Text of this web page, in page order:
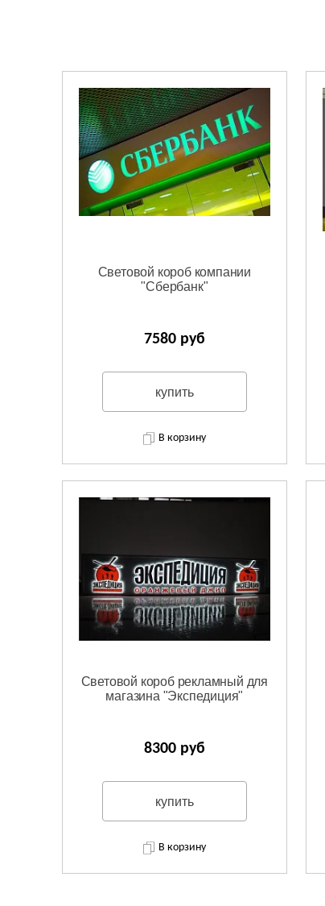
Световой короб компании
"Сбербанк"
7580 руб
купить
В корзину
Световой короб рекламный для
магазина "Экспедиция"
8300 руб
купить
В корзину